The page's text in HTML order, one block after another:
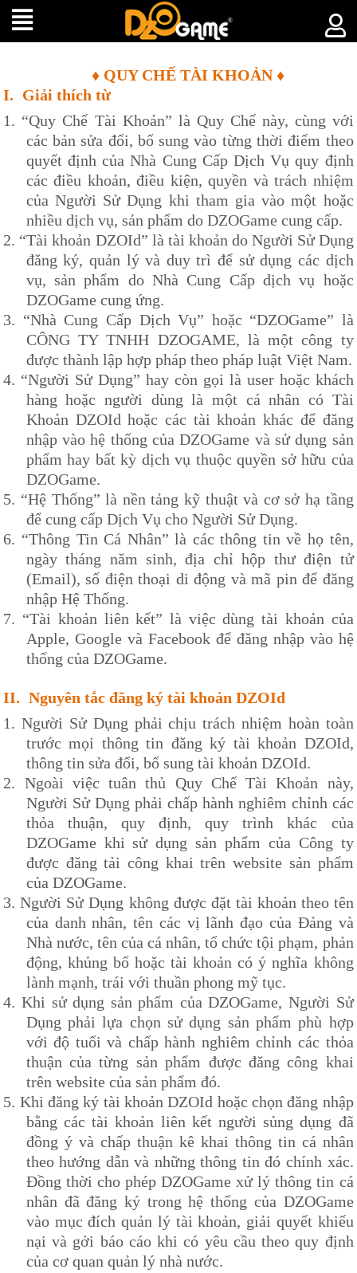
♦ QUY CHẾ TÀI KHOẢN ♦
I. Giải thích từ
1. “Quy Chế Tài Khoản” là Quy Chế này, cùng với
các bản sửa đổi, bổ sung vào từng thời điểm theo
quyết định của Nhà Cung Cấp Dịch Vụ quy định
các điều khoản, điều kiện, quyền và trách nhiệm
của Người Sử Dụng khi tham gia vào một hoặc
nhiều dịch vụ, sản phẩm do DZOGame cung cấp.
2. “Tài khoản DZOId” là tài khoản do Người Sử Dụng
đăng ký, quản lý và duy trì để sử dụng các dịch
vụ, sản phẩm do Nhà Cung Cấp dịch vụ hoặc
DZOGame cung ứng.
3. “Nhà Cung Cấp Dịch Vụ” hoặc “DZOGame” là
CÔNG TY TNHH DZOGAME, là một công ty
được thành lập hợp pháp theo pháp luật Việt Nam.
4. “Người Sử Dụng” hay còn gọi là user hoặc khách
hàng hoặc người dùng là một cá nhân có Tài
Khoản DZOId hoặc các tài khoản khác để đăng
nhập vào hệ thống củaDZOGame và sử dụng sản
phẩm hay bất kỳ dịch vụ thuộc quyền sở hữu của
DZOGame.
5. “Hệ Thống” là nền tảng kỹ thuật và cơ sở hạ tầng
để cung cấp Dịch Vụ cho Người Sử Dụng.
6. “Thông Tin Cá Nhân” là các thông tin về họ tên,
ngày tháng năm sinh, địa chỉ hộp thư điện tử
(Email), số điện thoại di động và mã pin để đăng
nhập Hệ Thống.
7. “Tài khoản liên kết” là việc dùng tài khoản của
Apple, Google và Facebook để đăng nhập vào hệ
thống của DZOGame.
II. Nguyên tắc đăng ký tài khoảnDZOId
1. Người Sử Dụng phải chịu trách nhiệm hoàn toàn
trước mọi thông tin đăng ký tài khoản DZOId,
thông tin sửa đổi, bổ sung tài khoản DZOId.
2. Ngoài việc tuân thủ Quy Chế Tài Khoản này,
Người Sử Dụng phải chấp hành nghiêm chỉnh các
thỏa thuận, quy định, quy trình khác của
DZOGame khi sử dụng sản phẩm của Công ty
được đăng tải công khai trên website sản phẩm
của DZOGame.
3. Người Sử Dụng không được đặt tài khoản theo tên
của danh nhân, tên các vị lãnh đạo của Đảng và
Nhà nước, tên của cá nhân, tổ chức tội phạm, phản
động, khủng bố hoặc tài khoản có ý nghĩa không
lành mạnh, trái với thuần phong mỹ tục.
4. Khi sử dụng sản phẩm củaDZOGame, Người Sử
Dụng phải lựa chọn sử dụng sản phẩm phù hợp
với độ tuổi và chấp hành nghiêm chỉnh các thỏa
thuận của từng sản phẩm được đăng công khai
trên website của sản phẩm đó.
5. Khi đăng ký tài khoảnDZOId hoặc chọn đăng nhập
bằng các tài khoản liên kết người sủng dụng đã
đồng ý và chấp thuận kê khai thông tin cá nhân
theo hướng dẫn và những thông tin đó chính xác.
Đồng thời cho phépDZOGame xử lý thông tin cá
nhân đã đăng ký trong hệ thống của DZOGame
vào mục đích quản lý tài khoản, giải quyết khiếu
nại và gởi báo cáo khi có yêu cầu theo quy định
của cơ quan quản lý nhà nước.